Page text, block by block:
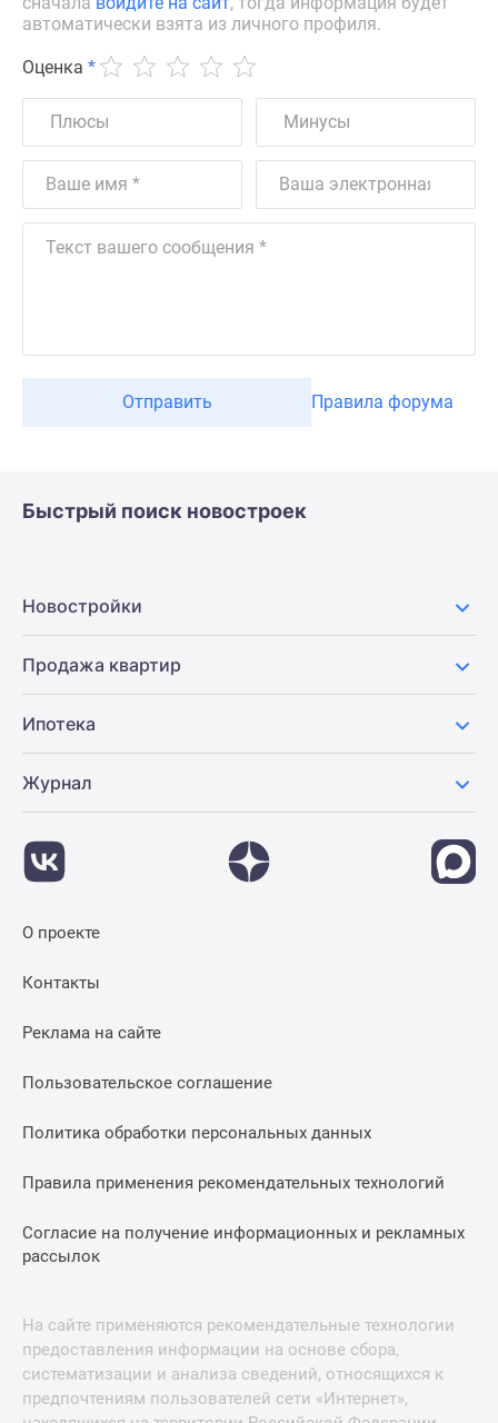
автоматически взята из личного профиля.
Оценка *
Отправить Правила форума
Быстрый поиск новостроек
Новостройки
Продажа квартир
Ипотека
Журнал
О проекте
Контакты
Реклама на сайте
Пользовательское соглашение
Политика обработки персональных данных
Правила применения рекомендательных технологий
Согласие на получение информационных и рекламных
рассылок
На сайте применяются рекомендательные технологии
предоставления информации на основе сбора,
систематизации и анализа сведений, относящихся к
предпочтениям пользователей сети «Интернет»,